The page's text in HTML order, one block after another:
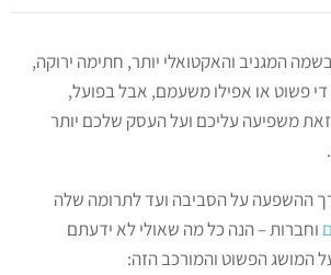
המגניב והאקטואלי יותר, חתימה ירוקה,
פשוט או אפילו משעמם, אבל בפועל,
משפיעה עליכם ועל העסק שלכם יותר
ההשפעה על הסביבה ועד לתרומה שלה
וחברות – הנה כל מה שאולי לא ידעתם
המושג הפשוט והמורכב הזה: